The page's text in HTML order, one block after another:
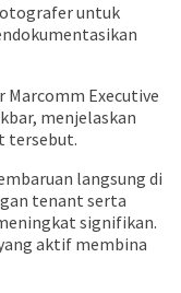
untuk
Marcomm Executive
menjelaskan
tersebut.
langsung di
tenant serta
signifikan.
aktif membina